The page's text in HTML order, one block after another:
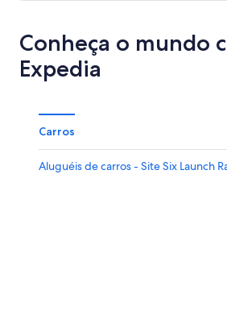
Conheça o mundo
Expedia
Carros
Aluguéis de carros - Site Six Launch